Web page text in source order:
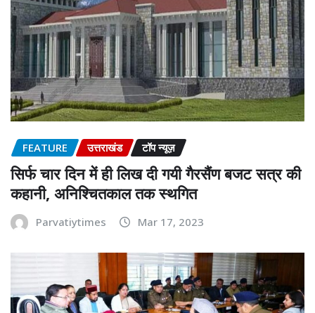
FEATURE उत्तराखंड टॉप न्यूज़
सिर्फ चार दिन में ही लिख दी गयी गैरसैंण बजट सत्र की
कहानी, अनिश्चितकाल तक स्थगित
Parvatiytimes Mar 17, 2023